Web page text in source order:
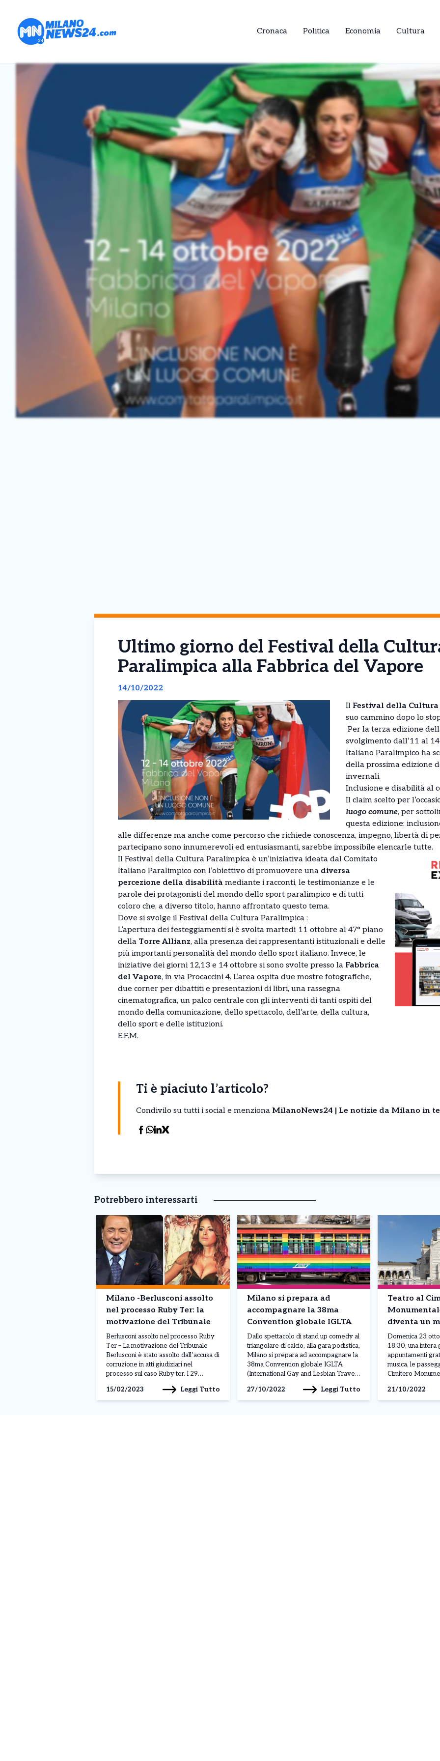
Cronaca Politica Economia Cultura
Ultimo giorno del Festival della
Paralimpica alla Fabbrica del Vapore
14/10/2022
Il Festival della
suo cammino dopo lo
Per la terza edizione
svolgimento dall’11 al
Italiano Paralimpico ha
della prossima edizione
invernali.
Inclusione e disabilità al
Il claim scelto per
luogo comune, per
questa edizione:
alle differenze ma anche come percorso che richiede conoscenza, impegno, libertà di
partecipano sono innumerevoli ed entusiasmanti, sarebbe impossibile elencarle tutte.
Il Festival della Cultura Paralimpica è un’iniziativa ideata dal Comitato
Italiano Paralimpico con l’obiettivo di promuovere una diversa
percezione della disabilità mediante i racconti, le testimonianze e le
parole dei protagonisti del mondo dello sport paralimpico e di tutti
coloro che, a diverso titolo, hanno affrontato questo tema.
Dove si svolge il Festival della Cultura Paralimpica :
L’apertura dei festeggiamenti si è svolta martedì 11 ottobre al 47° piano
della Torre Allianz, alla presenza dei rappresentanti istituzionali e delle
più importanti personalità del mondo dello sport italiano. Invece, le
iniziative dei giorni 12,13 e 14 ottobre si sono svolte presso la Fabbrica
del Vapore, in via Procaccini 4. L’area ospita due mostre fotografiche,
due corner per dibattiti e presentazioni di libri, una rassegna
cinematografica, un palco centrale con gli interventi di tanti ospiti del
mondo della comunicazione, dello spettacolo, dell’arte, della cultura,
dello sport e delle istituzioni.
E.F.M.
Ti è piaciuto l’articolo?
Condivilo su tutti i social e menziona MilanoNews24 | Le notizie da Milano in
Potrebbero interessarti
Milano -Berlusconi assolto
nel processo Ruby Ter: la
motivazione del Tribunale
Berlusconi assolto nel processo Ruby
Ter – La motivazione del Tribunale
Berlusconi è stato assolto dall’accusa di
corruzione in atti giudiziari nel
processo sul caso Ruby ter. I 29
prosciolto per prescrizione per le
posizioni minori. Le assoluzioni, con la
15/02/2023 Leggi Tutto
Milano si prepara ad
accompagnare la 38ma
Convention globale IGLTA
Dallo spettacolo di stand up comedy al
triangolare di calcio, alla gara podistica,
Milano si prepara ad accompagnare la
38ma Convention globale IGLTA
(International Gay and Lesbian Travel
città, tutti accomunati dal tema
dell’inclusione. Gli appuntamenti si
27/10/2022 Leggi Tutto
Teatro al
diventa un
aperto
Domenica 23
18:30, una intera
appuntamenti
musica, le
Cimitero
realizzata dal
in collaborazione
21/10/2022